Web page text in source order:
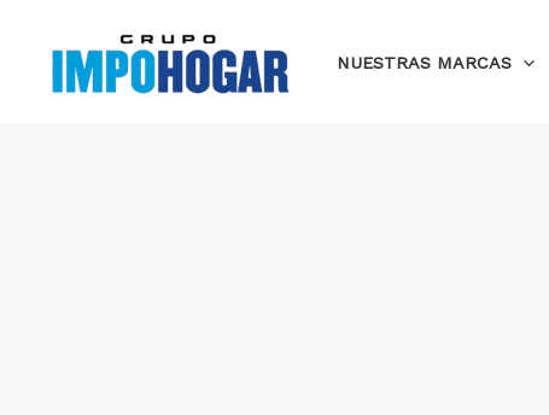
contenido
NUESTRAS MARCAS